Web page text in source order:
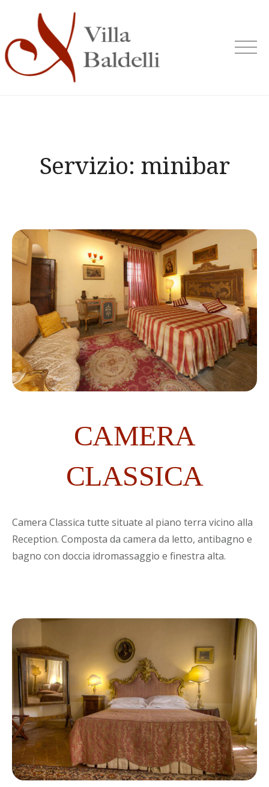
content
Servizio: minibar
CAMERA
CLASSICA
Camera Classica tutte situate al piano terra vicino alla
Reception. Composta da camera da letto, antibagno e
bagno con doccia idromassaggio e finestra alta.